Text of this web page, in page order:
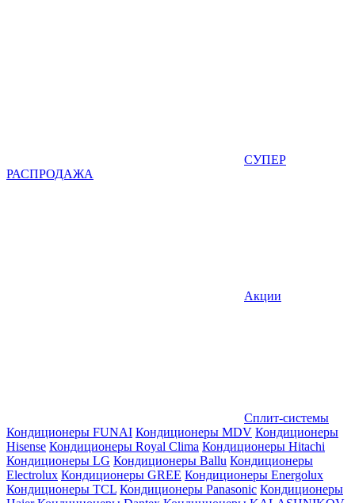
СУПЕР
РАСПРОДАЖА
Акции
Сплит-системы
Кондиционеры FUNAI Кондиционеры MDV Кондиционеры
Hisense Кондиционеры Royal Clima Кондиционеры Hitachi
Кондиционеры LG Кондиционеры Ballu Кондиционеры
Electrolux Кондиционеры GREE Кондиционеры Energolux
Кондиционеры TCL Кондиционеры Panasonic Кондиционеры